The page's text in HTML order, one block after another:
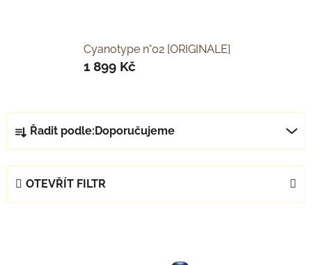
Cyanotype n°02 [ORIGINALE]
1 899 Kč
a
z
n
Řadit podle:Doporučujeme
OTEVŘÍT FILTR